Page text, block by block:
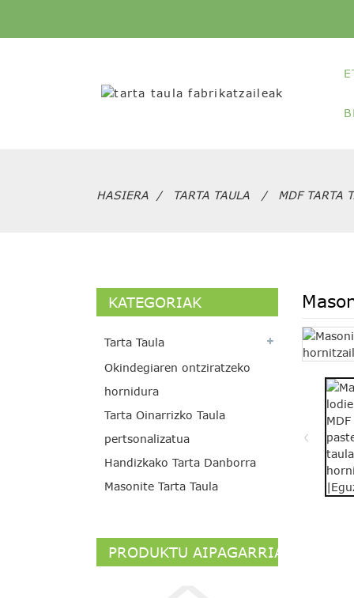
HASIERA TARTA TAULA MDF TARTA
KATEGORIAK
Tarta Taula
Okindegiaren ontziratzeko
hornidura
Tarta Oinarrizko Taula
pertsonalizatua
Handizkako Tarta Danborra
Masonite Tarta Taula
PRODUKTU AIPAGARRIAK